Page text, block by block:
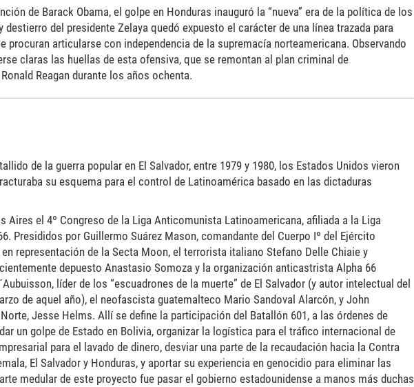
de Barack Obama, el golpe en Honduras inauguró la “nueva” era de la política de los
destierro del presidente Zelaya quedó expuesto el carácter de una línea trazada para
articularse con independencia de la supremacía norteamericana. Observando
claras las huellas de esta ofensiva, que se remontan al plan criminal de
Reagan durante los años ochenta.
de la guerra popular en El Salvador, entre 1979 y 1980, los Estados Unidos vieron
su esquema para el control de Latinoamérica basado en las dictaduras
Aires el 4º Congreso de la Liga Anticomunista Latinoamericana, afiliada a la Liga
Presididos por Guillermo Suárez Mason, comandante del Cuerpo Iº del Ejército
representación de la Secta Moon, el terrorista italiano Stefano Delle Chiaie y
depuesto Anastasio Somoza y la organización anticastrista Alpha 66
líder de los “escuadrones de la muerte” de El Salvador (y autor intelectual del
de aquel año), el neofascista guatemalteco Mario Sandoval Alarcón, y John
Jesse Helms. Allí se define la participación del Batallón 601, a las órdenes de
un golpe de Estado en Bolivia, organizar la logística para el tráfico internacional de
para el lavado de dinero, desviar una parte de la recaudación hacia la Contra
El Salvador y Honduras, y aportar su experiencia en genocidio para eliminar las
medular de este proyecto fue pasar el gobierno estadounidense a manos más duchas